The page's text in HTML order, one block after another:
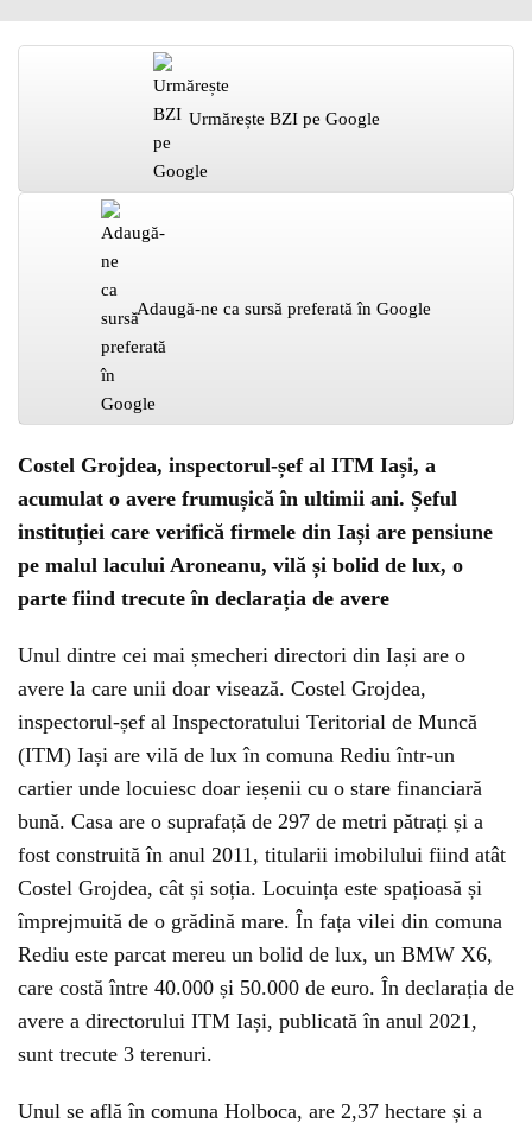
Urmărește BZI pe Google
Adaugă-ne ca sursă preferată în Google
Costel Grojdea, inspectorul-șef al ITM Iași, a
acumulat o avere frumușică în ultimii ani. Șeful
instituției care verifică firmele din Iași are pensiune
pe malul lacului Aroneanu, vilă și bolid de lux, o
parte fiind trecute în declarația de avere
Unul dintre cei mai șmecheri directori din Iași are o
avere la care unii doar visează. Costel Grojdea,
inspectorul-șef al Inspectoratului Teritorial de Muncă
(ITM) Iași are vilă de lux în comuna Rediu într-un
cartier unde locuiesc doar ieșenii cu o stare financiară
bună. Casa are o suprafață de 297 de metri pătrați și a
fost construită în anul 2011, titularii imobilului fiind atât
Costel Grojdea, cât și soția. Locuința este spațioasă și
împrejmuită de o grădină mare. În fața vilei din comuna
Rediu este parcat mereu un bolid de lux, un BMW X6,
care costă între 40.000 și 50.000 de euro. În declarația de
avere a directorului ITM Iași, publicată în anul 2021,
sunt trecute 3 terenuri.
Unul se află în comuna Holboca, are 2,37 hectare și a